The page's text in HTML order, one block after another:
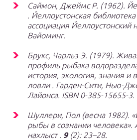
Саймон, Джеймс Р. (1962).
. Йеллоустонская
ассоциация Йеллоустонский
Вайоминг.
Брукс, Чарльз Э. (1979).
профиль рыбака
история, экология, знания
ловли. Гарден-Сити, Нью-
Лайонса. ISBN 0-385-15655-3.
Шуллери, Пол (весна 1982).
рыбы в сознании человека».
нахлыст. 9(2): 23–28.